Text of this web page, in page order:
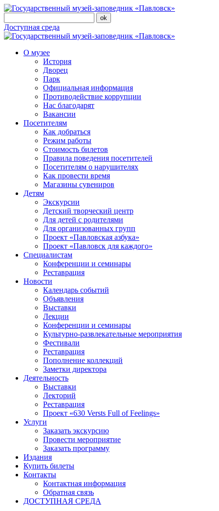
Доступная среда
О музее
История
Дворец
Парк
Официальная информация
Противодействие коррупции
Нас благодарят
Вакансии
Посетителям
Как добраться
Режим работы
Стоимость билетов
Правила поведения посетителей
Посетителям о нарушителях
Как провести время
Магазины сувениров
Детям
Экскурсии
Детский творческий центр
Для детей с родителями
Для организованных групп
Проект «Павловская азбука»
Проект «Павловск для каждого»
Специалистам
Конференции и семинары
Реставрация
Новости
Календарь событий
Объявления
Выставки
Лекции
Конференции и семинары
Культурно-развлекательные мероприятия
Фестивали
Реставрация
Пополнение коллекций
Заметки директора
Деятельность
Выставки
Лекторий
Реставрация
Проект «630 Versts Full of Feelings»
Услуги
Заказать экскурсию
Провести мероприятие
Заказать программу
Издания
Купить билеты
Контакты
Контактная информация
Обратная связь
ДОСТУПНАЯ СРЕДА